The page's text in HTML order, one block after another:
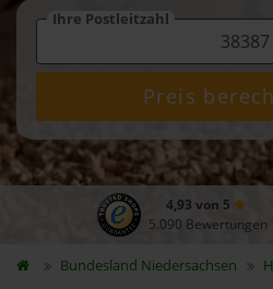
Ihre Postleitzahl
Preis
4,93 von 5
5.090 Bewertungen
Bundesland Niedersachsen